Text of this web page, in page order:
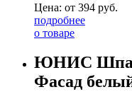
Цена: от 394 руб.
подробнее
о товаре
ЮНИС
Фасад